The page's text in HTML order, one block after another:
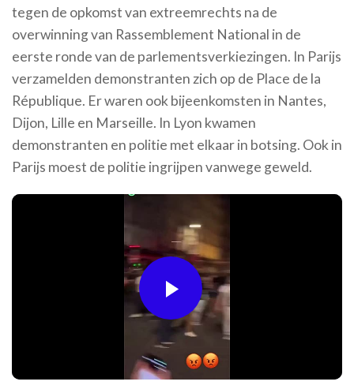
tegen de opkomst van extreemrechts na de
overwinning van Rassemblement National in de
eerste ronde van de parlementsverkiezingen. In Parijs
verzamelden demonstranten zich op de Place de la
République. Er waren ook bijeenkomsten in Nantes,
Dijon, Lille en Marseille. In Lyon kwamen
demonstranten en politie met elkaar in botsing. Ook in
Parijs moest de politie ingrijpen vanwege geweld.
Play
Video